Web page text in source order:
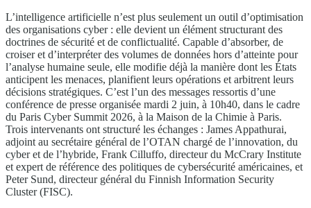
L’intelligence artificielle n’est plus seulement un outil d’optimisation
des organisations cyber : elle devient un élément structurant des
doctrines de sécurité et de conflictualité. Capable d’absorber, de
croiser et d’interpréter des volumes de données hors d’atteinte pour
l’analyse humaine seule, elle modifie déjà la manière dont les États
anticipent les menaces, planifient leurs opérations et arbitrent leurs
décisions stratégiques. C’est l’un des messages ressortis d’une
conférence de presse organisée mardi 2 juin, à 10h40, dans le cadre
du Paris Cyber Summit 2026, à la Maison de la Chimie à Paris.
Trois intervenants ont structuré les échanges : James Appathurai,
adjoint au secrétaire général de l’OTAN chargé de l’innovation, du
cyber et de l’hybride, Frank Cilluffo, directeur du McCrary Institute
et expert de référence des politiques de cybersécurité américaines, et
Peter Sund, directeur général du Finnish Information Security
Cluster (FISC).